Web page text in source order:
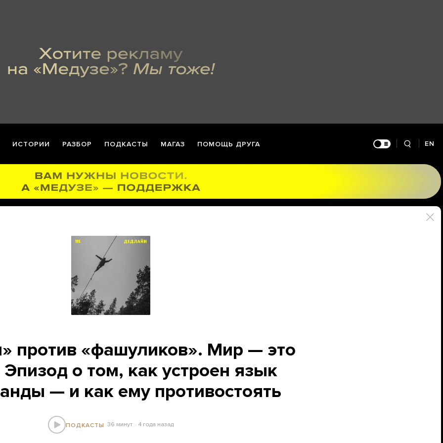
ИСТОРИИ РАЗБОР ПОДКАСТЫ МАГАЗ ПОМОЩЬ ДРУГА EN
против «фашуликов». Мир — это
Эпизод о том, как устроен язык
— и как ему противостоять
ПОДКАСТЫ 36 минут 4 года назад